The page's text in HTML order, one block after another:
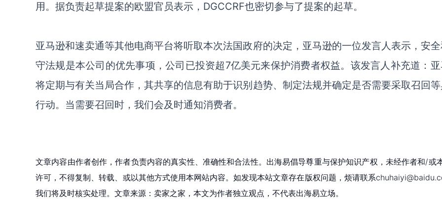
用。据负责起草提案的欧盟官员表示，DGCCRF也密切参与了提案的起草。
亚马逊和速卖通等其他电商平台将听取本次法国政府的决定，亚马逊的一位发言人表示，安
守法规是本公司的优先事项，公司已投资超7亿美元来保护消费者权益。该发言人补充道：
将定期与有关当局合作，其共享的信息有助于识别趋势、制定法规并确定是否需要采取召回
行动。当需要召回时，我们会及时通知消费者。
文章内容由作者创作，作者负责内容的真实性、准确性和合法性。出海易倡导尊重与保护知识产权，未经作者和/或
许可，不得复制、转载、或以其他方式使用本网站内容。如发现本站文章存在版权问题，烦请联系
我们将及时核实处理。文章来源：卖家之家，本文为作者独立观点，不代表出海易立场。